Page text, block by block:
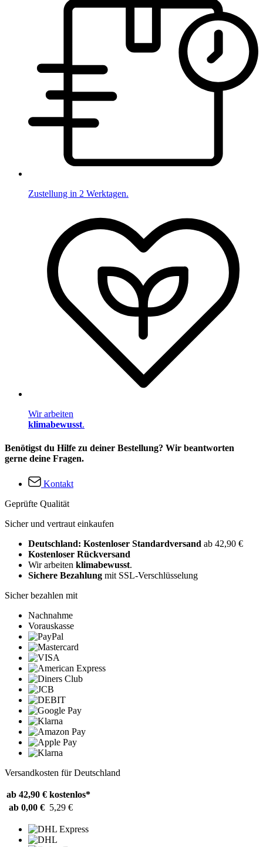
Zustellung in 2 Werktagen.
Wir arbeiten
klimabewusst.
Benötigst du Hilfe zu deiner Bestellung? Wir beantworten
gerne deine Fragen.
Kontakt
Geprüfte Qualität
Sicher und vertraut einkaufen
Deutschland: Kostenloser Standardversand ab 42,90 €
Kostenloser Rückversand
Wir arbeiten klimabewusst.
Sichere Bezahlung mit SSL-Verschlüsselung
Sicher bezahlen mit
Nachnahme
Vorauskasse
Versandkosten für Deutschland
ab 42,90 € kostenlos*
ab 0,00 € 5,29 €